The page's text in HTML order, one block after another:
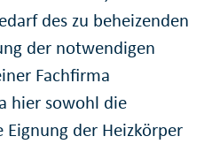
des zu beheizenden
der notwendigen
Fachfirma
hier sowohl die
der Heizkörper